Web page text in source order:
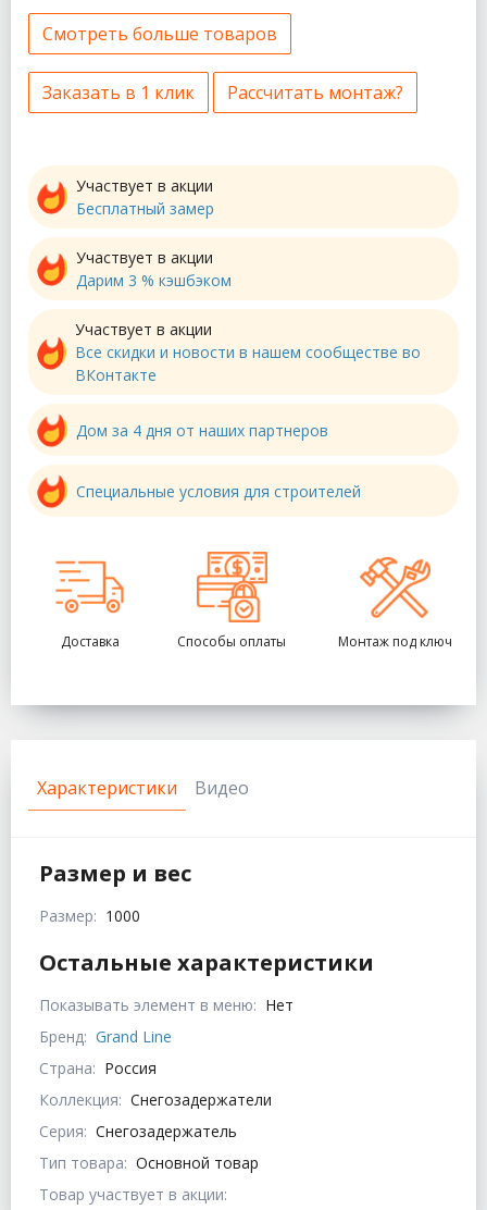
Смотреть больше товаров
Заказать в 1 клик Рассчитать монтаж?
Участвует в акции
Бесплатный замер
Участвует в акции
Дарим 3 % кэшбэком
Участвует в акции
Все скидки и новости в нашем сообществе во
ВКонтакте
Дом за 4 дня от наших партнеров
Специальные условия для строителей
Доставка Способы оплаты Монтаж под ключ
Характеристики Видео
Размер и вес
Размер: 1000
Остальные характеристики
Показывать элемент в меню: Нет
Бренд: Grand Line
Страна: Россия
Коллекция: Снегозадержатели
Серия: Снегозадержатель
Тип товара: Основной товар
Товар участвует в акции: